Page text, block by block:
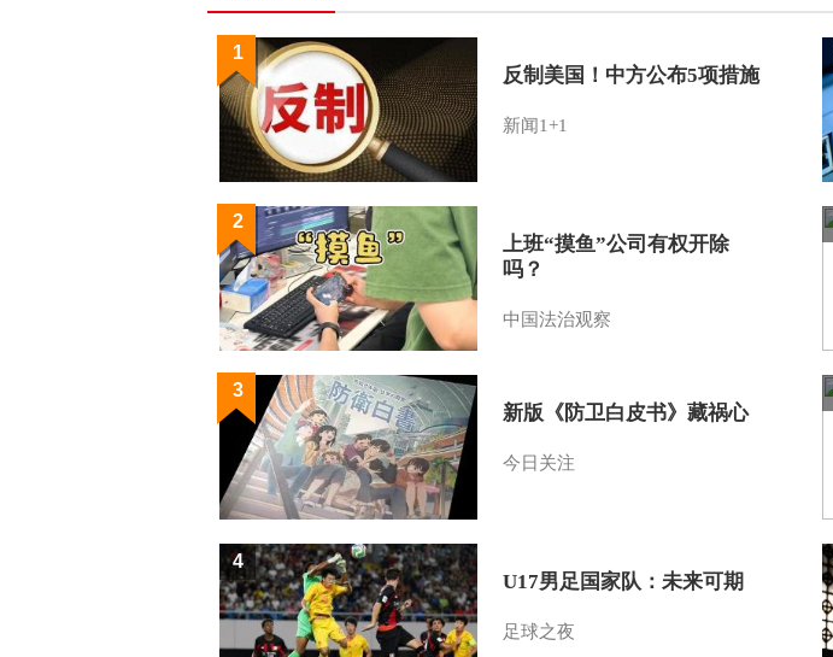
反制美国！中方公布5项措施
新闻1+1
1
上班“摸鱼”公司有权开除
吗？
中国法治观察
2
新版《防卫白皮书》藏祸心
今日关注
3
U17男足国家队：未来可期
足球之夜
4